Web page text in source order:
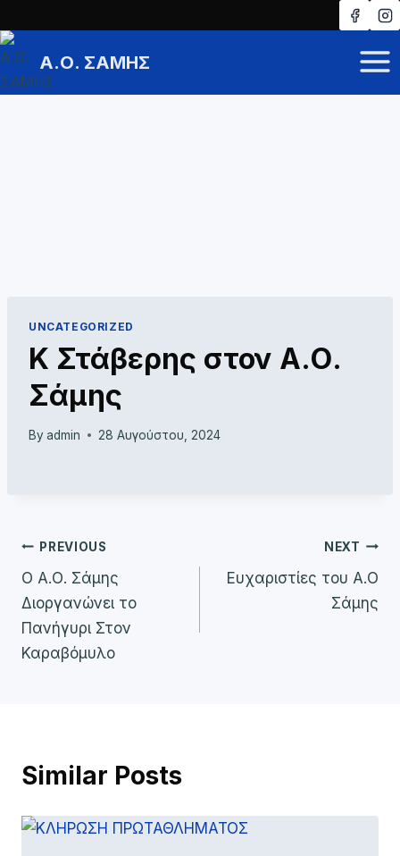
to
contentΑ.Ο. ΣΑΜΗΣ
UNCATEGORIZED
Κ Στάβερης στον Α.Ο.
Σάμης
By admin 28 Αυγούστου, 2024
Πλοήγηση
άρθρων
PREVIOUS
Ο Α.Ο. Σάμης
Διοργανώνει το
Πανήγυρι Στον
Καραβόμυλο
NEXT
Ευχαριστίες του Α.Ο
Σάμης
Similar Posts